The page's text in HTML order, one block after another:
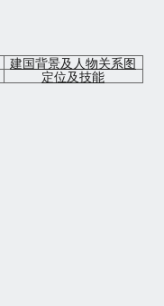
建国背景及人物关系图
定位及技能